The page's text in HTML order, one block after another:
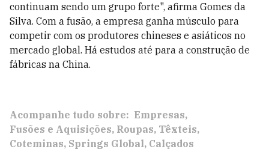
continuam sendo um grupo forte", afirma Gomes da
Silva. Com a fusão, a empresa ganha músculo para
competir com os produtores chineses e asiáticos no
mercado global. Há estudos até para a construção de
fábricas na China.
Acompanhe tudo sobre: Empresas
Fusões e Aquisições Roupas Têxteis
Coteminas Springs Global Calçados